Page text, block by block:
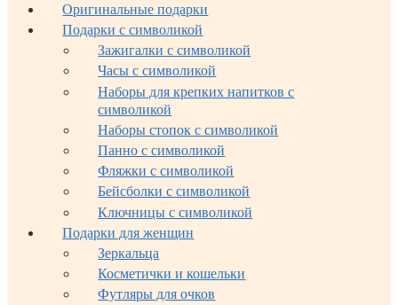
Оригинальные подарки
Подарки с символикой
Зажигалки с символикой
Часы с символикой
Наборы для крепких напитков с
символикой
Наборы стопок с символикой
Панно с символикой
Фляжки с символикой
Бейсболки с символикой
Ключницы с символикой
Подарки для женщин
Зеркальца
Косметички и кошельки
Футляры для очков